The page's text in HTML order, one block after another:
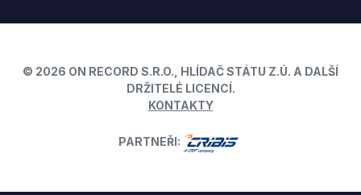
© 2026 ON RECORD S.R.O., HLÍDAČ STÁTU Z.Ú. A DALŠÍ
DRŽITELÉ LICENCÍ.
KONTAKTY
PARTNEŘI: